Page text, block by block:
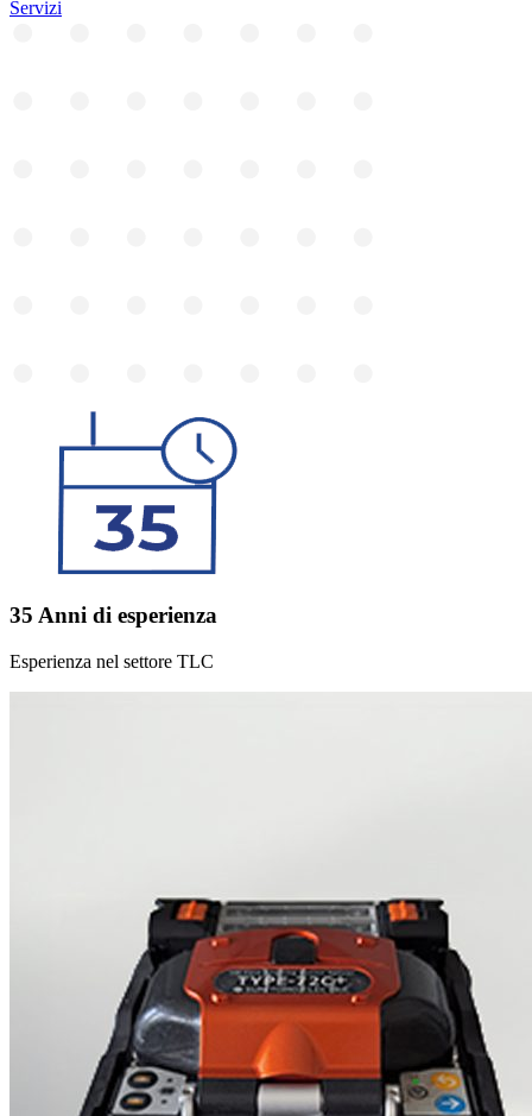
Servizi
35 Anni di esperienza
Esperienza nel settore TLC